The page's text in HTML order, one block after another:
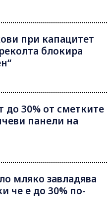
при капацитет
блокира
до 30% от сметките
панели на
мляко завладява
че е до 30% по-